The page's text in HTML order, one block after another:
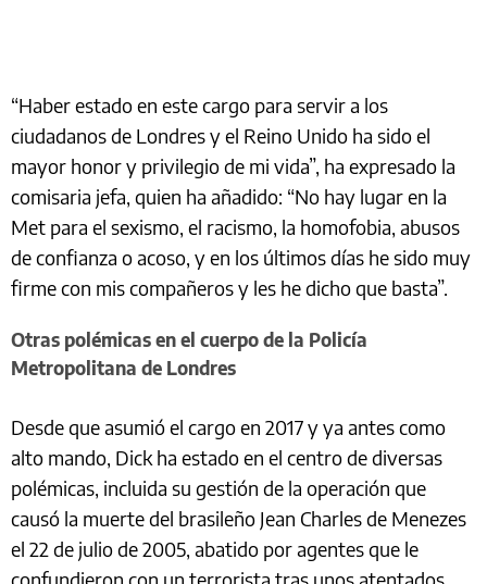
“Haber estado en este cargo para servir a los
ciudadanos de Londres y el Reino Unido ha sido el
mayor honor y privilegio de mi vida”, ha expresado la
comisaria jefa, quien ha añadido: “No hay lugar en la
Met para el sexismo, el racismo, la homofobia, abusos
de confianza o acoso, y en los últimos días he sido muy
firme con mis compañeros y les he dicho que basta”.
Otras polémicas en el cuerpo de la Policía
Metropolitana de Londres
Desde que asumió el cargo en 2017 y ya antes como
alto mando, Dick ha estado en el centro de diversas
polémicas, incluida su gestión de la operación que
causó la muerte del brasileño Jean Charles de Menezes
el 22 de julio de 2005, abatido por agentes que le